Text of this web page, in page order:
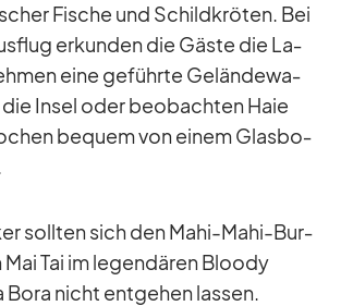
Fi­sche und Schild­krö­ten. Bei
er­kun­den die Gäste die La­
eine ge­führte Ge­län­de­wa­
In­sel oder be­ob­ach­ten Haie
be­quem von ei­nem Glas­bo­
soll­ten sich den Mahi-Mahi-Bur­
Mai Tai im le­gen­dä­ren Bloody
Bora nicht ent­ge­hen las­sen.